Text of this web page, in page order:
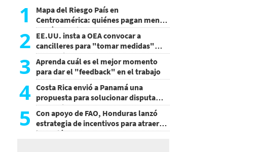
1
Mapa del Riesgo País en
Centroamérica: quiénes pagan menos
y cuáles mejoraron
2 EE.UU. insta a OEA convocar a
cancilleres para "tomar medidas"
sobre Nicaragua
3 Aprenda cuál es el mejor momento
para dar el "feedback" en el trabajo
4 Costa Rica envió a Panamá una
propuesta para solucionar disputa
comercial
5
Con apoyo de FAO, Honduras lanzó
estrategia de incentivos para atraer
inversión al agro